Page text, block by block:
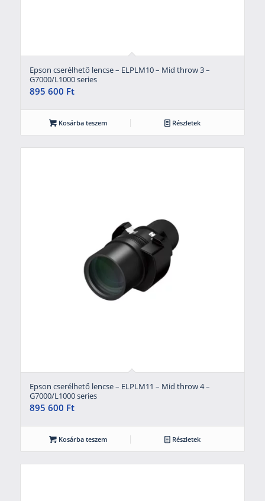
Epson cserélhető lencse – ELPLM10 – Mid throw 3 –
G7000/L1000 series
895 600 Ft
Kosárba teszem Részletek
Epson cserélhető lencse – ELPLM11 – Mid throw 4 –
G7000/L1000 series
895 600 Ft
Kosárba teszem Részletek